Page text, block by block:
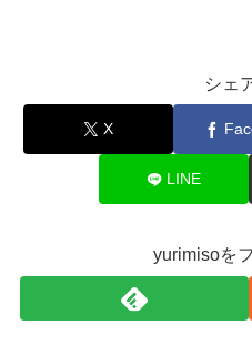
シェ
X
LINE
yurimisoを